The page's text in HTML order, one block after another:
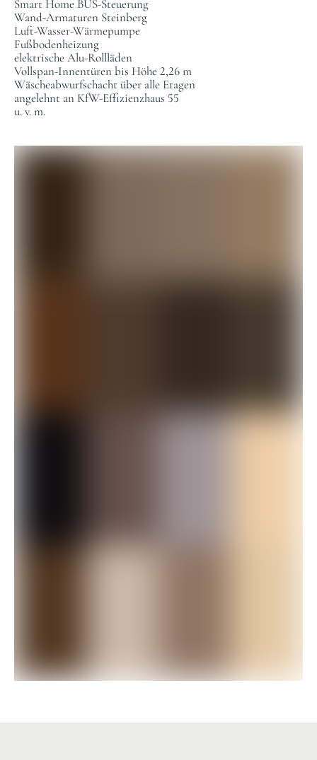
Smart Home BUS-Steuerung
Wand-Armaturen Steinberg
Luft-Wasser-Wärmepumpe
Fußbodenheizung
elektrische Alu-Rollläden
Vollspan-Innentüren bis Höhe 2,26 m
Wäscheabwurfschacht über alle Etagen
angelehnt an KfW-Effizienzhaus 55
u. v. m.